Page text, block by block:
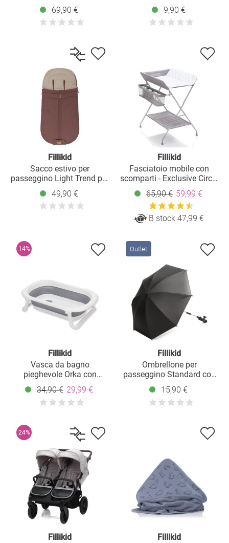
Isofix con fissaggio a
bretella solo 4 kg - grigio
69,90 € 9,90 €
Fillikid
Sacco estivo per
passeggino Light Trend per
Rosa antico
49,90 €
Fillikid
Fasciatoio mobile con
scomparti - Exclusive Circle
65,90 € 59,99 €
B stock 47,99 €
14%
Fillikid
Vasca da bagno
pieghevole Orka con
gambe pieghevoli, tappo e
rivestimento antiscivolo -
Grigio Bianco
34,90 € 29,99 €
Outlet
Fillikid
Ombrellone per
passeggino Standard con
protezione UV 50+ &
supporto universale -
Grigio scuro
15,90 €
24%
Fillikid
Fillikid